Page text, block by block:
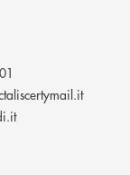
(si
(si apre l’app di